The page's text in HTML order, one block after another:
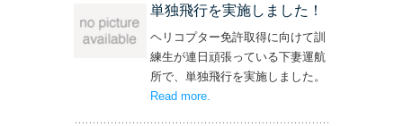
単独飛行を実施しました！
ヘリコプター免許取得に向けて訓
練生が連日頑張っている下妻運航
所で、単独飛行を実施しました。
Read more